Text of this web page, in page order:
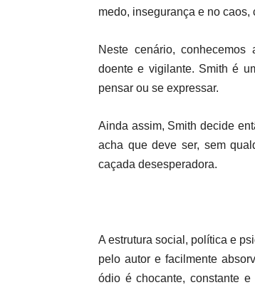
medo, insegurança e no
Neste cenário, conhecemos
doente e vigilante. Smith é
pensar ou se expressar.
Ainda assim, Smith decide
acha que deve ser, sem
caçada desesperadora.
A estrutura social, política e
pelo autor e facilmente
ódio é chocante, constante